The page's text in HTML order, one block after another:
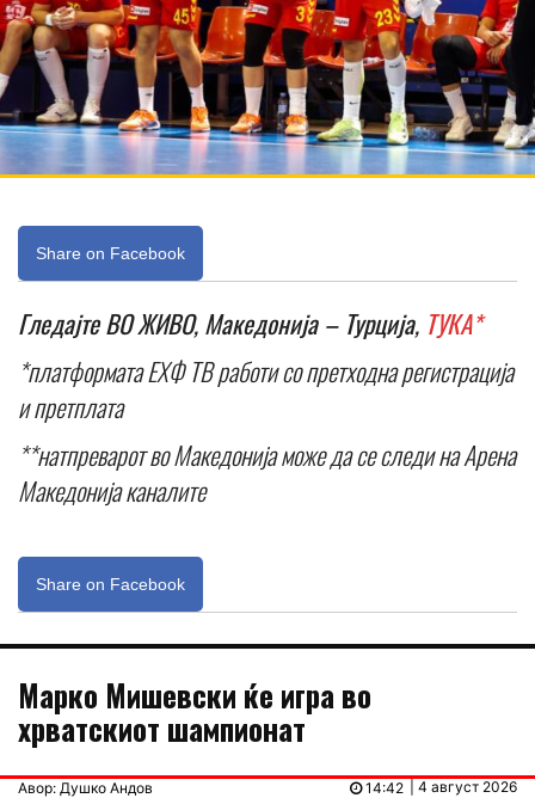
Share on Facebook
Гледајте ВО ЖИВО, Македонија – Турција, ТУКА*
*платформата ЕХФ ТВ работи со претходна регистрација
и претплата
**натпреварот во Македонија може да се следи на Арена
Македонија каналите
Share on Facebook
Марко Мишевски ќе игра во
хрватскиот шампионат
Авор: Душко Андов | 4 август 2026
14:42